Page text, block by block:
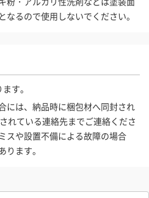
るので使用しないでください。
す。
には、納品時に梱包材へ同封され
れている連絡先までご連絡くださ
スや設置不備による故障の場合
ります。